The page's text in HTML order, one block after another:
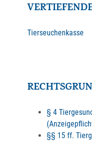
Tierseuchenkasse
§ 4
§§ 15 ff.